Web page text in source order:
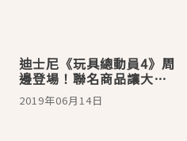
迪士尼《玩具總動員4》周
邊登場！聯名商品讓大人
小孩都瘋狂
2019年06月14日